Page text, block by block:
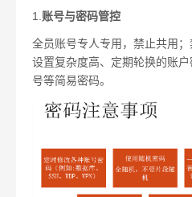
1. 账号与密码管控
全员账号专人专用，禁止共用；
设置复杂度高、定期轮换的账
号等简易密码。